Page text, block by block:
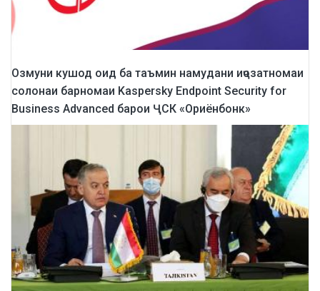
Озмуни кушод оид ба таъмин намудани иҷозатномаи
солонаи барномаи Kaspersky Endpoint Security for
Business Advanced барои ҶСК «Ориёнбонк»